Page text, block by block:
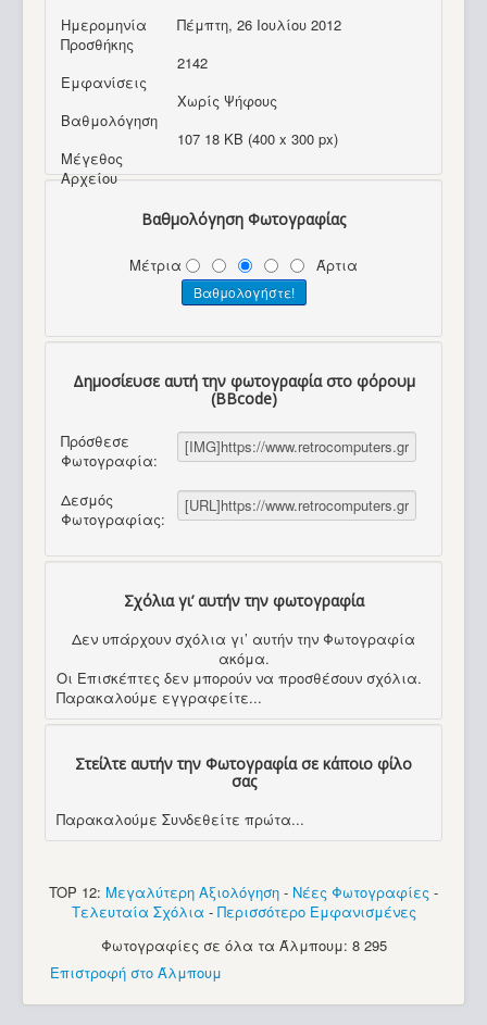
Ημερομηνία
Προσθήκης
Πέμπτη, 26 Ιουλίου 2012
Εμφανίσεις
2142
Βαθμολόγηση
Χωρίς Ψήφους
Μέγεθος
Αρχείου
107 18 KB (400 x 300 px)
Βαθμολόγηση Φωτογραφίας
Μέτρια Άρτια
Δημοσίευσε αυτή την φωτογραφία στο φόρουμ
(BBcode)
Πρόσθεσε
Φωτογραφία:
Δεσμός
Φωτογραφίας:
Σχόλια γι’ αυτήν την φωτογραφία
Δεν υπάρχουν σχόλια γι’ αυτήν την Φωτογραφία
ακόμα.
Οι Επισκέπτες δεν μπορούν να προσθέσουν σχόλια.
Παρακαλούμε εγγραφείτε...
Στείλτε αυτήν την Φωτογραφία σε κάποιο φίλο
σας
Παρακαλούμε Συνδεθείτε πρώτα...
TOP 12: Μεγαλύτερη Αξιολόγηση - Νέες Φωτογραφίες -
Τελευταία Σχόλια - Περισσότερο Εμφανισμένες
Φωτογραφίες σε όλα τα Άλμπουμ: 8 295
Επιστροφή στο Άλμπουμ